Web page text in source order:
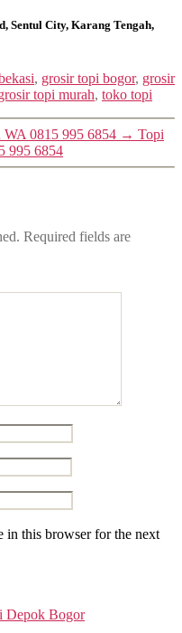
Sentul City, Karang Tengah,
, grosir topi bogor, grosir
topi murah, toko topi
0815 995 6854 → Topi
995 6854
Required fields are
in this browser for the next
Depok Bogor